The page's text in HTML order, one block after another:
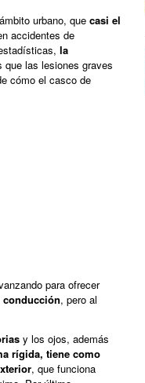
urbano, que casi el
accidentes de
la
las lesiones graves
cómo el casco de
para ofrecer
conducción, pero al
y los ojos, además
rígida, tiene como
, que funciona